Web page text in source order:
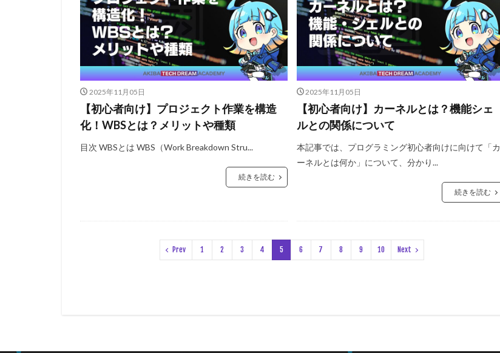
2025年11月05日
【初心者向け】プロジェクト作業を構造
化！WBSとは？メリットや種類
目次 WBSとは WBS（Work Breakdown Stru...
続きを読む
2025年11月05日
【初心者向け】カーネルとは？機能シェ
ルとの関係について
本記事では、プログラミング初心者向けに向けて「カ
ーネルとは何か」について、分かり...
続きを読む
Prev 1 2 3 4 5 6 7 8 9 10 Next